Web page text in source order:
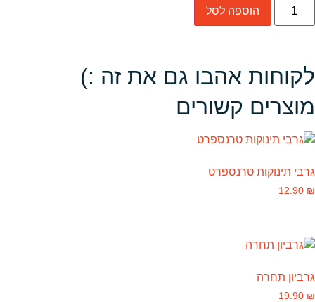
הוספה לסל
לקוחות אהבו גם את זה :)
מוצרים קשורים
גרבי תינוקות טרנספרט
12.90 ₪
גרביון תחרה
19.90 ₪